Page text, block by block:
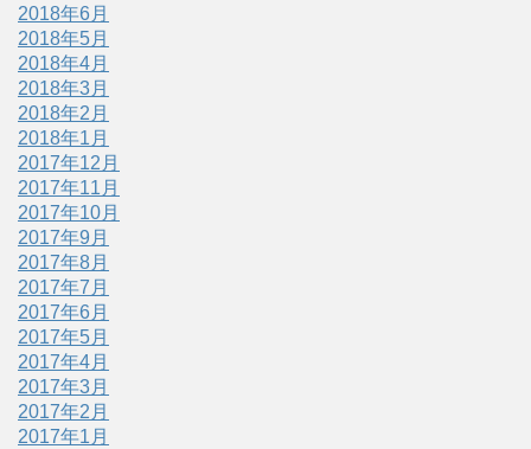
2018年6月
2018年5月
2018年4月
2018年3月
2018年2月
2018年1月
2017年12月
2017年11月
2017年10月
2017年9月
2017年8月
2017年7月
2017年6月
2017年5月
2017年4月
2017年3月
2017年2月
2017年1月